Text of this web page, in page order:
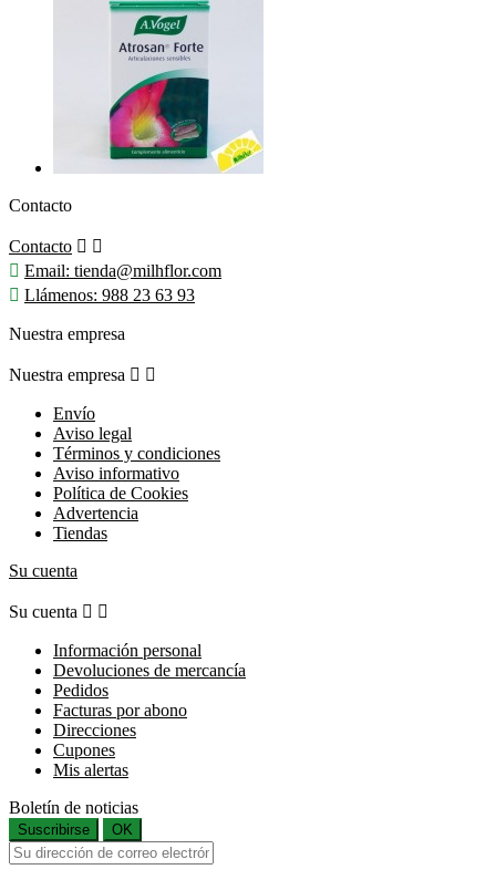
Contacto
Contacto  
 Email: tienda@milhflor.com
 Llámenos: 988 23 63 93
Nuestra empresa
Nuestra empresa  
Envío
Aviso legal
Términos y condiciones
Aviso informativo
Política de Cookies
Advertencia
Tiendas
Su cuenta
Su cuenta  
Información personal
Devoluciones de mercancía
Pedidos
Facturas por abono
Direcciones
Cupones
Mis alertas
Boletín de noticias
Suscribirse OK